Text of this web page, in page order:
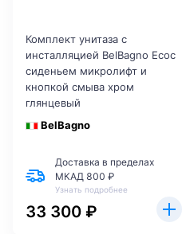
Комплект унитаза с
инсталляцией BelBagno Ecoс
сиденьем микролифт и
кнопкой смыва хром
глянцевый
BelBagno
Доставка в пределах
МКАД 800 ₽
Узнать подробнее
33 300 ₽